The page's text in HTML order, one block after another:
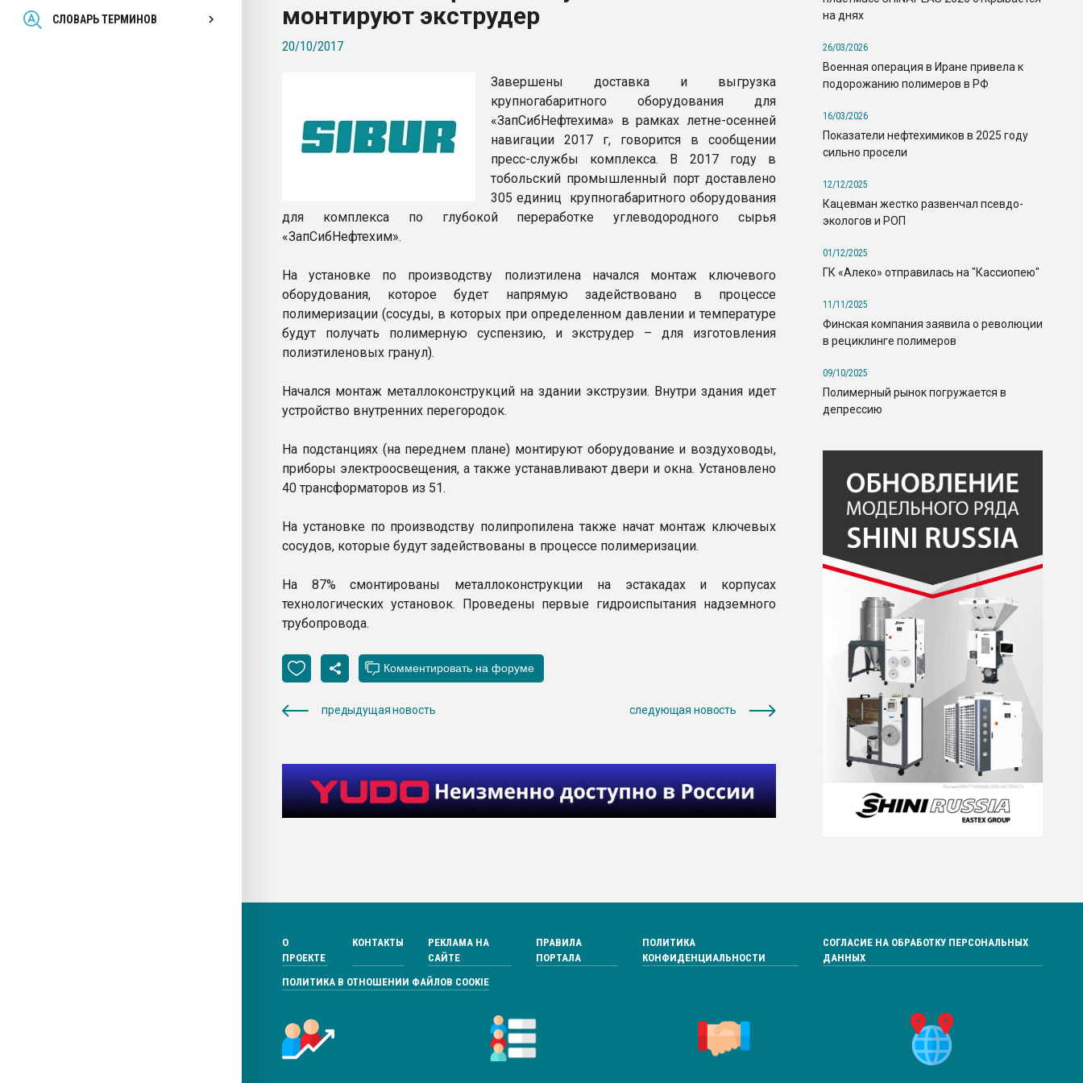
СЛОВАРЬ ТЕРМИНОВ
Всё, что касается выдува ПЭТ
бутылокмонтируют экструдер
20/10/2017
Завершены доставка и выгрузка
крупногабаритного оборудования для
«ЗапСибНефтехима» в рамках летне-осенней
навигации 2017 г, говорится в сообщении
пресс-службы комплекса. В 2017 году в
тобольский промышленный порт доставлено
305 единиц крупногабаритного оборудования
для комплекса по глубокой переработке углеводородного сырья
«ЗапСибНефтехим».
На установке по производству полиэтилена начался монтаж ключевого
оборудования, которое будет напрямую задействовано в процессе
полимеризации (сосуды, в которых при определенном давлении и температуре
будут получать полимерную суспензию, и экструдер – для изготовления
полиэтиленовых гранул).
Начался монтаж металлоконструкций на здании экструзии. Внутри здания идет
устройство внутренних перегородок.
На подстанциях (на переднем плане) монтируют оборудование и воздуховоды,
приборы электроосвещения, а также устанавливают двери и окна. Установлено
40 трансформаторов из 51.
На установке по производству полипропилена также начат монтаж ключевых
сосудов, которые будут задействованы в процессе полимеризации.
На 87% смонтированы металлоконструкции на эстакадах и корпусах
технологических установок. Проведены первые гидроиспытания надземного
трубопровода.
предыдущая новость следующая новость
на днях
26/03/2026
Военная операция в Иране привела к
подорожанию полимеров в РФ
16/03/2026
Показатели нефтехимиков в 2025 году
сильно просели
12/12/2025
Кацевман жестко развенчал псевдо-
экологов и РОП
01/12/2025
ГК «Алеко» отправилась на "Кассиопею"
11/11/2025
Финская компания заявила о революции
в рециклинге полимеров
09/10/2025
Полимерный рынок погружается в
депрессию
О
ПРОЕКТЕ
КОНТАКТЫ
РЕКЛАМА НА
САЙТЕ
ПРАВИЛА
ПОРТАЛА
ПОЛИТИКА
КОНФИДЕНЦИАЛЬНОСТИ
СОГЛАСИЕ НА ОБРАБОТКУ ПЕРСОНАЛЬНЫХ
ДАННЫХ
ПОЛИТИКА В ОТНОШЕНИИ ФАЙЛОВ COOKIE